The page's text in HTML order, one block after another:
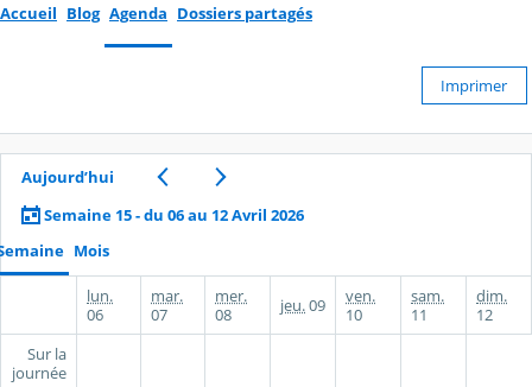
Accueil Blog Agenda Dossiers partagés
Imprimer
Aujourd’hui
Semaine 15 - du 06 au 12 Avril 2026
Mois
lun.
06
mar.
07
mer.
08
jeu.09
ven.
10
sam.
11
dim.
12
Sur la
journée